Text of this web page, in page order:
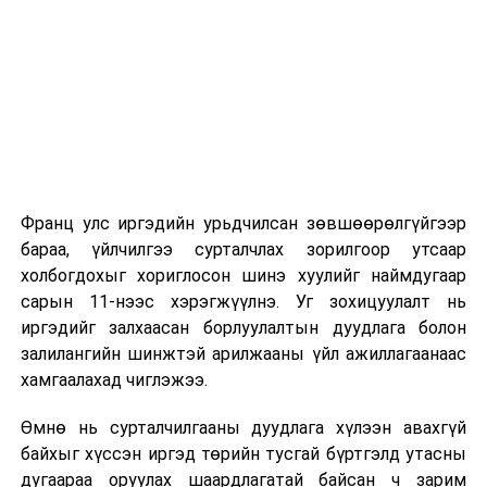
Түвшин тогтоох төгсгөлийн шатны үзлэг энэ сарын 25-
наас эхэлнэ2026 оны 9 дүгээр сарын 13-наас оюутнуудыг
дотуур байранд оруулж эхэлнэ.
Сургууль, цэцэрлэгийн үйл ажиллагааны
зохицуулалт
2026 оны 8 дугаар сарын 17–28-ны өдрүүдэд
байранд элсэлт, бүртгэл болон бусад аливаа
арга хэмжээ зохион байгуулахгүй болно.
Франц улс иргэдийн урьдчилсан зөвшөөрөлгүйгээр
бараа, үйлчилгээ сурталчлах зорилгоор утсаар
холбогдохыг хориглосон шинэ хуулийг наймдугаар
сарын 11-нээс хэрэгжүүлнэ. Уг зохицуулалт нь
иргэдийг залхаасан борлуулалтын дуудлага болон
залилангийн шинжтэй арилжааны үйл ажиллагаанаас
хамгаалахад чиглэжээ.
Өмнө нь сурталчилгааны дуудлага хүлээн авахгүй
байхыг хүссэн иргэд төрийн тусгай бүртгэлд утасны
дугаараа оруулах шаардлагатай байсан ч зарим